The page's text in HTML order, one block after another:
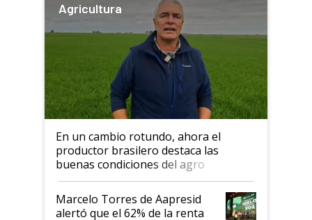
Agricultura
En un cambio rotundo, ahora el
productor brasilero destaca las
buenas condiciones del agro
argentino para invertir: "Los veo
más motivados"
Marcelo Torres de Aapresid
alertó que el 62% de la renta